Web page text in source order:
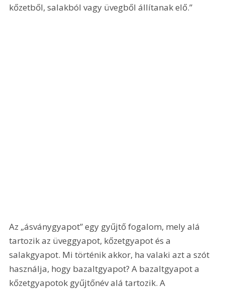
kőzetből, salakból vagy üvegből állítanak elő.”
Az „ásványgyapot” egy gyűjtő fogalom, mely alá
tartozik az üveggyapot, kőzetgyapot és a
salakgyapot. Mi történik akkor, ha valaki azt a szót
használja, hogy bazaltgyapot? A bazaltgyapot a
kőzetgyapotok gyűjtőnév alá tartozik. A